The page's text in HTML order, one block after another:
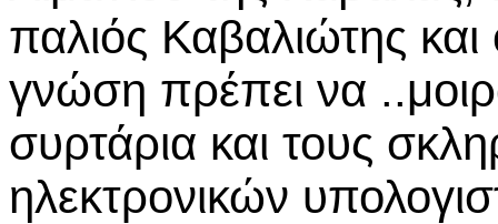
παλιός Καβαλιώτης
γνώση πρέπει να
συρτάρια και τους
ηλεκτρονικών